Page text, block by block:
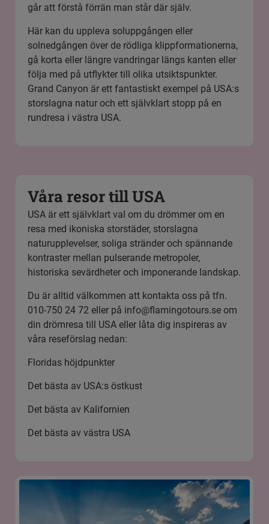
går att förstå förrän man står där själv.
Här kan du uppleva soluppgången eller
solnedgången över de rödliga klippformationerna,
gå korta eller längre vandringar längs kanten eller
följa med på utflykter till olika utsiktspunkter.
Grand Canyon är ett fantastiskt exempel på USA:s
storslagna natur och ett självklart stopp på en
rundresa i västra USA.
Våra resor till USA
USA är ett självklart val om du drömmer om en
resa med ikoniska storstäder, storslagna
naturupplevelser, soliga stränder och spännande
kontraster mellan pulserande metropoler,
historiska sevärdheter och imponerande landskap.
Du är alltid välkommen att kontakta oss på tfn.
010-750 24 72 eller på info@flamingotours.se om
din drömresa till USA eller låta dig inspireras av
våra reseförslag nedan:
Floridas höjdpunkter
Det bästa av USA:s östkust
Det bästa av Kalifornien
Det bästa av västra USA